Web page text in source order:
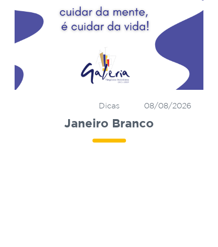
08/08/2026
Dicas
Janeiro Branco